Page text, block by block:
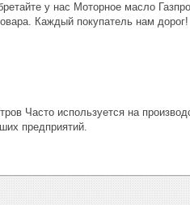
у нас Моторное масло
Каждый покупатель нам дорог!
Часто используется на
предприятий.